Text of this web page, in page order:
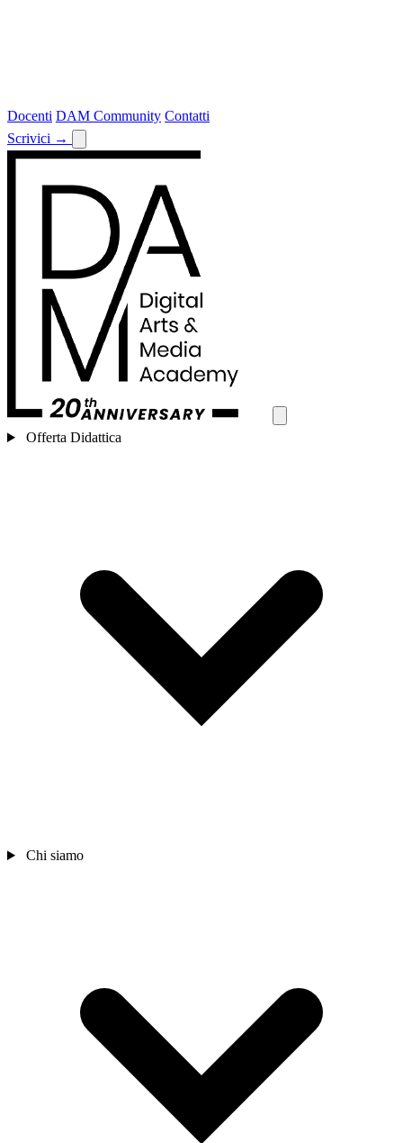
Docenti DAM Community Contatti
Scrivici →
Offerta Didattica
Chi siamo